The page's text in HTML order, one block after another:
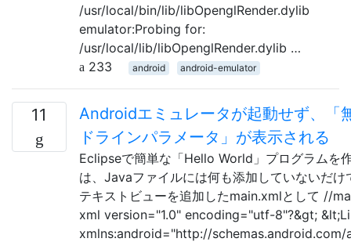
/usr/local/bin/lib/libOpenglRender.dylib
emulator:Probing for:
/usr/local/lib/libOpenglRender.dylib …
233
android android-emulator
11
Androidエミュレータが起動せず、「
ドラインパラメータ」が表示される
Eclipseで簡単な「Hello World」プログラムを
は、Javaファイルには何も添加していないだけ
テキストビューを追加したmain.xmlとして //
xml version="1.0" encoding="utf-8"?&gt;
xmlns:android="http://